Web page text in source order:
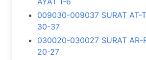
009030-009037 SURAT AT-
30-37
030020-030027 SURAT AR-
20-27